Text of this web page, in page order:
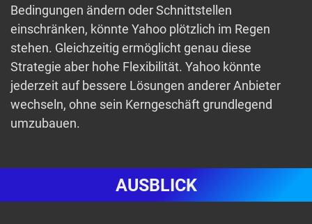
Bedingungen ändern oder Schnittstellen
einschränken, könnte Yahoo plötzlich im Regen
stehen. Gleichzeitig ermöglicht genau diese
Strategie aber hohe Flexibilität. Yahoo könnte
jederzeit auf bessere Lösungen anderer Anbieter
wechseln, ohne sein Kerngeschäft grundlegend
umzubauen.
AUSBLICK